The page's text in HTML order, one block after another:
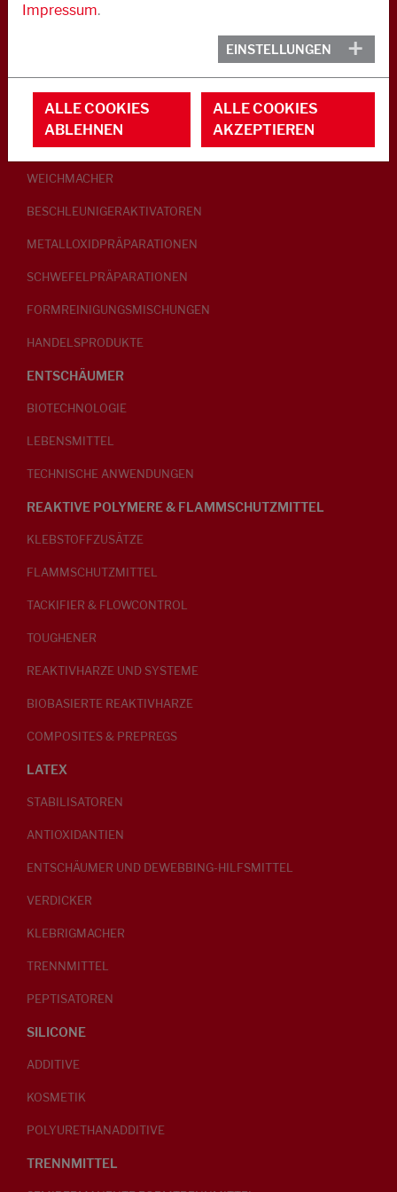
GLEITMITTEL
PEPTISATOREN
KLEBRIGMACHER / HOMOGENISATOREN
WEICHMACHER
BESCHLEUNIGERAKTIVATOREN
METALLOXIDPRÄPARATIONEN
SCHWEFELPRÄPARATIONEN
FORMREINIGUNGSMISCHUNGEN
HANDELSPRODUKTE
ENTSCHÄUMER
BIOTECHNOLOGIE
LEBENSMITTEL
TECHNISCHE ANWENDUNGEN
REAKTIVE POLYMERE & FLAMMSCHUTZMITTEL
KLEBSTOFFZUSÄTZE
FLAMMSCHUTZMITTEL
TACKIFIER & FLOWCONTROL
TOUGHENER
REAKTIVHARZE UND SYSTEME
BIOBASIERTE REAKTIVHARZE
COMPOSITES & PREPREGS
LATEX
STABILISATOREN
ANTIOXIDANTIEN
ENTSCHÄUMER UND DEWEBBING-HILFSMITTEL
VERDICKER
KLEBRIGMACHER
TRENNMITTEL
PEPTISATOREN
SILICONE
ADDITIVE
KOSMETIK
POLYURETHANADDITIVE
TRENNMITTEL
Impressum.
EINSTELLUNGEN
ALLE COOKIES
ABLEHNEN
ALLE COOKIES
AKZEPTIEREN